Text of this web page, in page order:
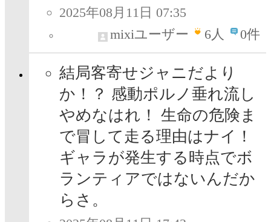
2025年08月11日 07:35
mixiユーザー
6人 0件
結局客寄せジャニだより
か！？ 感動ポルノ垂れ流し
やめなはれ！ 生命の危険ま
で冒して走る理由はナイ！
ギャラが発生する時点でボ
ランティアではないんだか
らさ。